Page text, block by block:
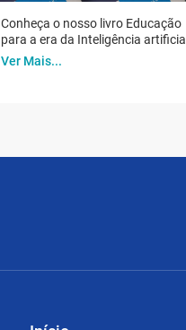
Conheça o nosso livro Educação
para a era da Inteligência artificial
Ver Mais...